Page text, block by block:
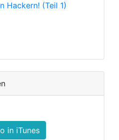
Hackern! (Teil 1)
in iTunes